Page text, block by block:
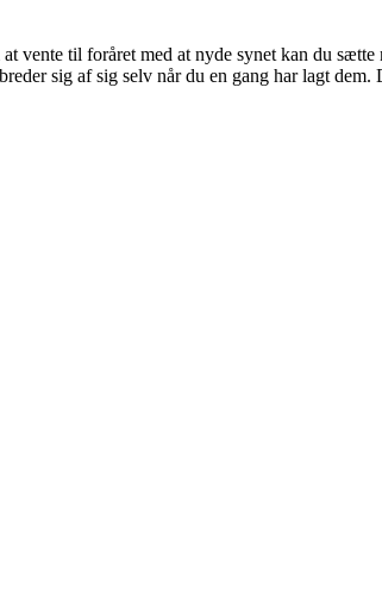
vente til foråret med at nyde synet kan du
sig af sig selv når du en gang har lagt